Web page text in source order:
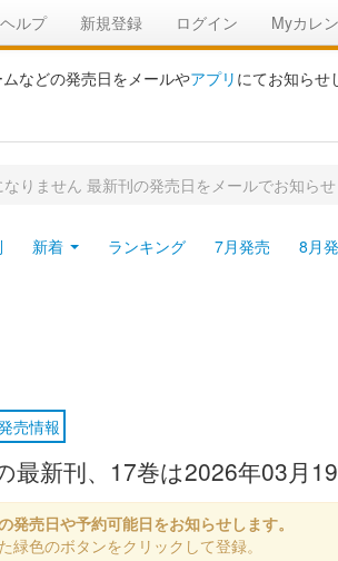
ヘルプ 新規登録 ログイン Myカレ
などの発売日をメールやアプリ にてお知らせ
りません 最新刊の発売日をメールでお知らせ
新着 ランキング 7月発売 8月
売情報
新刊、17巻は2026年03月
売日や予約可能日をお知らせします。
緑色のボタンをクリックして登録。